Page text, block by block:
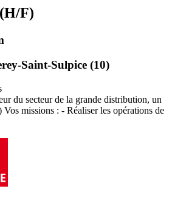
F)
Saint-Sulpice (10)
du secteur de la grande distribution, un
Vos missions : - Réaliser les opérations de